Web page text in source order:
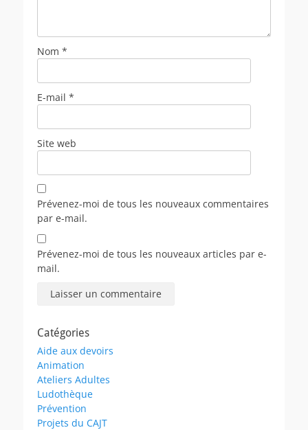
Nom *
E-mail *
Site web
Prévenez-moi de tous les nouveaux commentaires
par e-mail.
Prévenez-moi de tous les nouveaux articles par e-
mail.
Catégories
Aide aux devoirs
Animation
Ateliers Adultes
Ludothèque
Prévention
Projets du CAJT